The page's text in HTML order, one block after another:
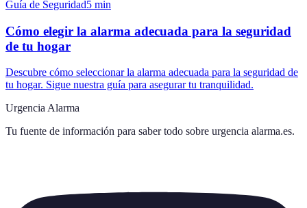
Guía de Seguridad5 min
Cómo elegir la alarma adecuada para la seguridad
de tu hogar
Descubre cómo seleccionar la alarma adecuada para la seguridad de
tu hogar. Sigue nuestra guía para asegurar tu tranquilidad.
Urgencia Alarma
Tu fuente de información para saber todo sobre urgencia alarma.es.